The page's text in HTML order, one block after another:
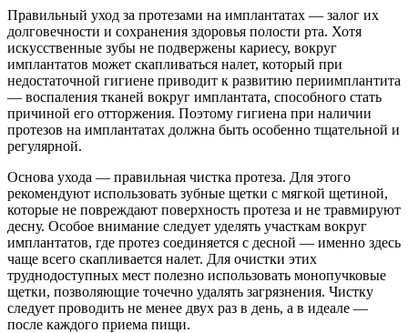
Правильный уход за протезами на имплантатах — залог их
долговечности и сохранения здоровья полости рта. Хотя
искусственные зубы не подвержены кариесу, вокруг
имплантатов может скапливаться налет, который при
недостаточной гигиене приводит к развитию периимплантита
— воспаления тканей вокруг имплантата, способного стать
причиной его отторжения. Поэтому гигиена при наличии
протезов на имплантатах должна быть особенно тщательной и
регулярной.
Основа ухода — правильная чистка протеза. Для этого
рекомендуют использовать зубные щетки с мягкой щетиной,
которые не повреждают поверхность протеза и не травмируют
десну. Особое внимание следует уделять участкам вокруг
имплантатов, где протез соединяется с десной — именно здесь
чаще всего скапливается налет. Для очистки этих
труднодоступных мест полезно использовать монопучковые
щетки, позволяющие точечно удалять загрязнения. Чистку
следует проводить не менее двух раз в день, а в идеале —
после каждого приема пищи.